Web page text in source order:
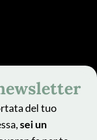
del tuo
sei un